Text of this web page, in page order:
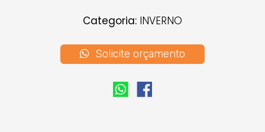
Categoria: INVERNO
Solicite orçamento